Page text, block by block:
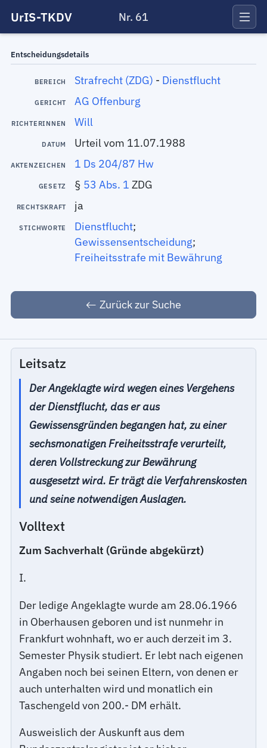
UrIS-TKDV Nr. 61
Entscheidungsdetails
BEREICH Strafrecht (ZDG) - Dienstflucht
GERICHT AG Offenburg
RICHTERINNEN Will
DATUM Urteil vom 11.07.1988
AKTENZEICHEN 1 Ds 204/87 Hw
GESETZ § 53 Abs. 1 ZDG
RECHTSKRAFT ja
STICHWORTE Dienstflucht;
Gewissensentscheidung;
Freiheitsstrafe mit Bewährung
Zurück zur Suche
Leitsatz
Der Angeklagte wird wegen eines Vergehens
der Dienstflucht, das er aus
Gewissensgründen begangen hat, zu einer
sechsmonatigen Freiheitsstrafe verurteilt,
deren Vollstreckung zur Bewährung
ausgesetzt wird. Er trägt die Verfahrenskosten
und seine notwendigen Auslagen.
Volltext
Zum Sachverhalt (Gründe abgekürzt)
I.
Der ledige Angeklagte wurde am 28.06.1966
in Oberhausen geboren und ist nunmehr in
Frankfurt wohnhaft, wo er auch derzeit im 3.
Semester Physik studiert. Er lebt nach eigenen
Angaben noch bei seinen Eltern, von denen er
auch unterhalten wird und monatlich ein
Taschengeld von 200.- DM erhält.
Ausweislich der Auskunft aus dem